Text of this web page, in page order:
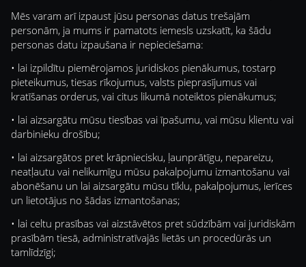
Mēs varam arī izpaust jūsu personas datus trešajām
personām, ja mums ir pamatots iemesls uzskatīt, ka šādu
personas datu izpaušana ir nepieciešama:
• lai izpildītu piemērojamos juridiskos pienākumus, tostarp
pieteikumus, tiesas rīkojumus, valsts pieprasījumus vai
kratīšanas orderus, vai citus likumā noteiktos pienākumus;
• lai aizsargātu mūsu tiesības vai īpašumu, vai mūsu klientu vai
darbinieku drošību;
• lai aizsargātos pret krāpniecisku, ļaunprātīgu, nepareizu,
neatļautu vai nelikumīgu mūsu pakalpojumu izmantošanu vai
abonēšanu un lai aizsargātu mūsu tīklu, pakalpojumus, ierīces
un lietotājus no šādas izmantošanas;
• lai celtu prasības vai aizstāvētos pret sūdzībām vai juridiskām
prasībām tiesā, administratīvajās lietās un procedūrās un
tamlīdzīgi;